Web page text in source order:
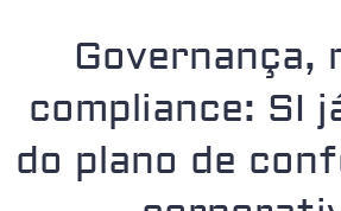
Governança,
compliance: SI
do plano de